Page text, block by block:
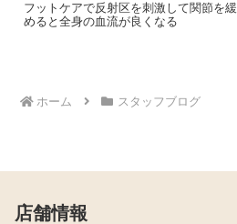
フットケアで反射区を刺激して関節を緩
めると全身の血流が良くなる
ホーム スタッフブログ
店舗情報